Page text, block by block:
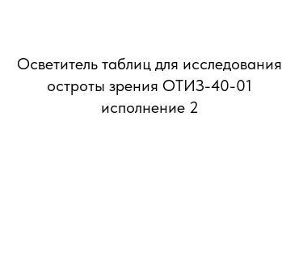
Осветитель таблиц для исследования
остроты зрения ОТИЗ-40-01
исполнение 2